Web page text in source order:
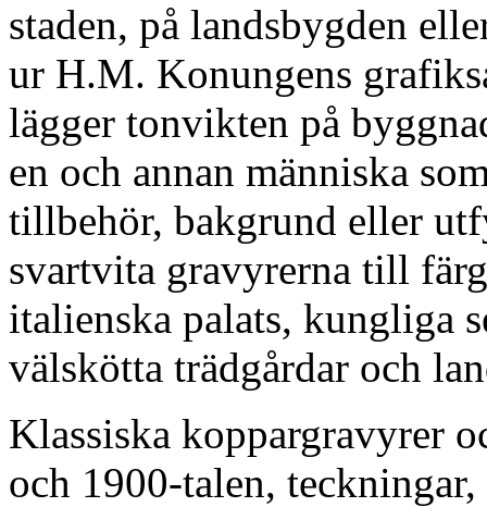
staden, på landsbygden
ur H.M. Konungens
lägger tonvikten på
en och annan människa
tillbehör, bakgrund eller
svartvita gravyrerna till
italienska palats, kungliga
välskötta trädgårdar och
Klassiska koppargravyrer
och 1900-talen,